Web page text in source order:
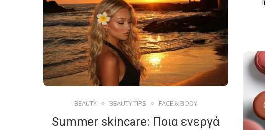
BEAUTY BEAUTY TIPS FACE & BODY
Summer skincare: Ποια ενεργά